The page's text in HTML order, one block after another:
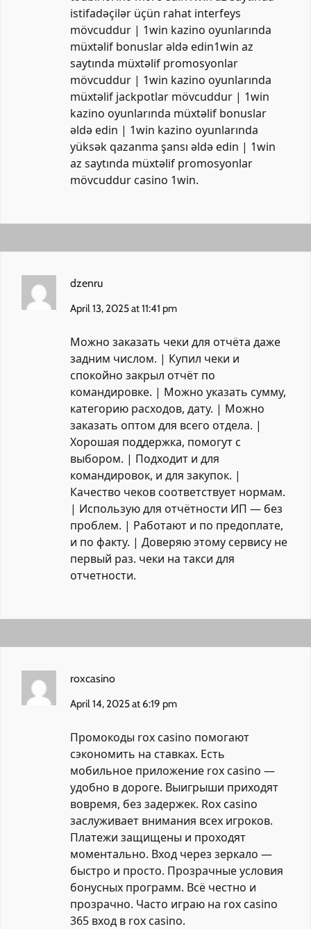
istifadəçilər üçün rahat interfeys
mövcuddur | 1win kazino oyunlarında
müxtəlif bonuslar əldə edin​1win az
saytında müxtəlif promosyonlar
mövcuddur | 1win kazino oyunlarında
müxtəlif jackpotlar mövcuddur | 1win
kazino oyunlarında müxtəlif bonuslar
əldə edin | 1win kazino oyunlarında
yüksək qazanma şansı əldə edin | 1win
az saytında müxtəlif promosyonlar
mövcuddur​casino 1win.
dzenru
April 13, 2025 at 11:41 pm
Можно заказать чеки для отчёта даже
задним числом. | Купил чеки и
спокойно закрыл отчёт по
командировке. | Можно указать сумму,
категорию расходов, дату. | Можно
заказать оптом для всего отдела. |
Хорошая поддержка, помогут с
выбором. | Подходит и для
командировок, и для закупок. |
Качество чеков соответствует нормам.
| Использую для отчётности ИП — без
проблем. | Работают и по предоплате,
и по факту. | Доверяю этому сервису не
первый раз. чеки на такси для
отчетности.
roxcasino
April 14, 2025 at 6:19 pm
Промокоды rox casino помогают
сэкономить на ставках. Есть
мобильное приложение rox casino —
удобно в дороге. Выигрыши приходят
вовремя, без задержек. Rox casino
заслуживает внимания всех игроков.
Платежи защищены и проходят
моментально. Вход через зеркало —
быстро и просто. Прозрачные условия
бонусных программ. Всё честно и
прозрачно. Часто играю на rox casino
365 вход в rox casino.